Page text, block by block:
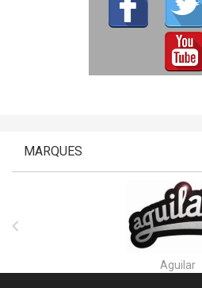
MARQUES

Aguilar